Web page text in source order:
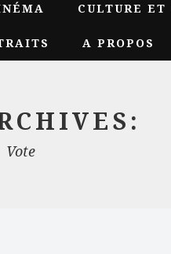
CULTURE ET
A PROPOS
Vote